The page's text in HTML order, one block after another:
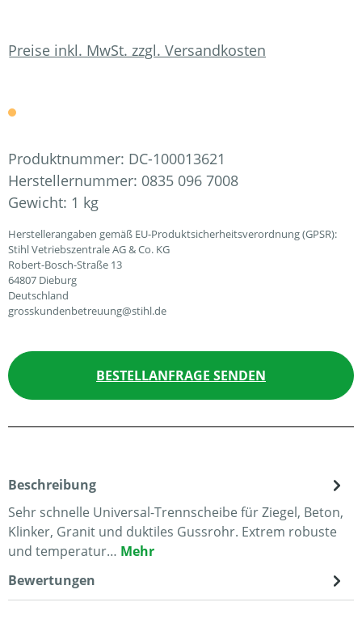
Preise inkl. MwSt. zzgl. Versandkosten
Produktnummer: DC-100013621
Herstellernummer: 0835 096 7008
Gewicht: 1 kg
Herstellerangaben gemäß EU-Produktsicherheitsverordnung (GPSR):
Stihl Vetriebszentrale AG & Co. KG
Robert-Bosch-Straße 13
64807 Dieburg
Deutschland
grosskundenbetreuung@stihl.de
BESTELLANFRAGE SENDEN
Beschreibung
Sehr schnelle Universal-Trennscheibe für Ziegel, Beton,
Klinker, Granit und duktiles Gussrohr. Extrem robuste
und temperatur… Mehr
Bewertungen